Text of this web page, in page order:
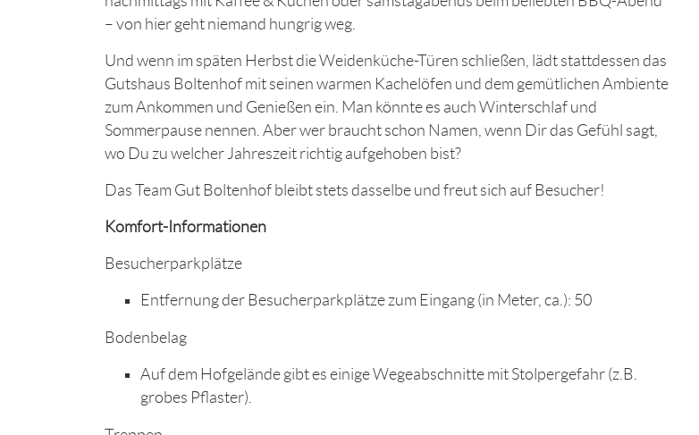
– von hier geht niemand hungrig weg.
Und wenn im späten Herbst die Weidenküche-Türen schließen, lädt stattdessen das
Gutshaus Boltenhof mit seinen warmen Kachelöfen und dem gemütlichen Ambiente
zum Ankommen und Genießen ein. Man könnte es auch Winterschlaf und
Sommerpause nennen. Aber wer braucht schon Namen, wenn Dir das Gefühl sagt,
wo Du zu welcher Jahreszeit richtig aufgehoben bist?
Das Team Gut Boltenhof bleibt stets dasselbe und freut sich auf Besucher!
Komfort-Informationen
Besucherparkplätze
Entfernung der Besucherparkplätze zum Eingang (in Meter, ca.): 50
Bodenbelag
Auf dem Hofgelände gibt es einige Wegeabschnitte mit Stolpergefahr (z.B.
grobes Pflaster).